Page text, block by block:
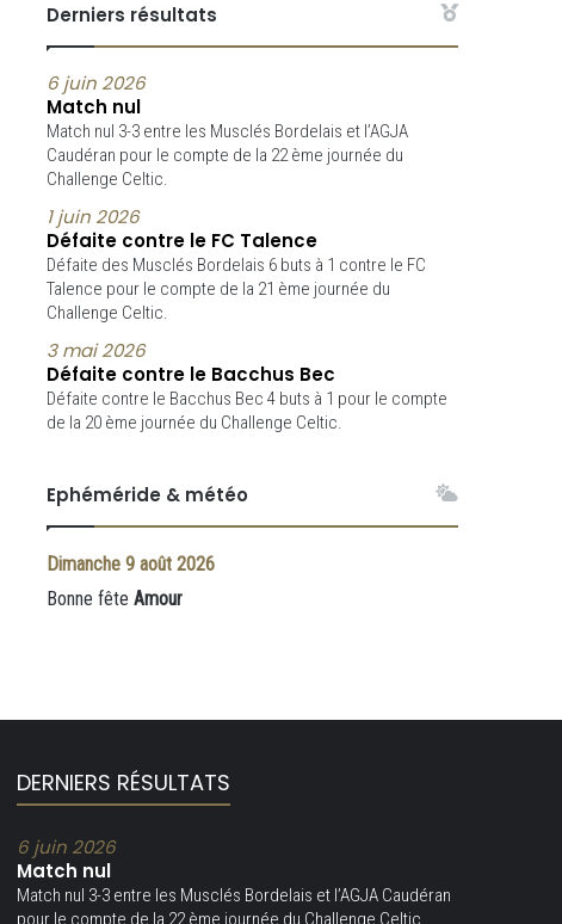
Derniers résultats
6 juin 2026
Match nul
Match nul 3-3 entre les Musclés Bordelais et l’AGJA
Caudéran pour le compte de la 22 ème journée du
Challenge Celtic.
1 juin 2026
Défaite contre le FC Talence
Défaite des Musclés Bordelais 6 buts à 1 contre le FC
Talence pour le compte de la 21 ème journée du
Challenge Celtic.
3 mai 2026
Défaite contre le Bacchus Bec
Défaite contre le Bacchus Bec 4 buts à 1 pour le compte
de la 20 ème journée du Challenge Celtic.
Ephéméride & météo
Dimanche 9 août 2026
Bonne fêteAmour
DERNIERS RÉSULTATS
6 juin 2026
Match nul
Match nul 3-3 entre les Musclés Bordelais et l’AGJA Caudéran
pour le compte de la 22 ème journée du Challenge Celtic.